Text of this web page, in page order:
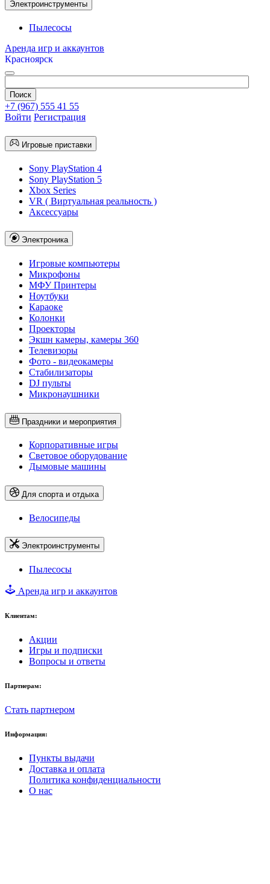
Электроинструменты
Пылесосы
Аренда игр и аккаунтов
Красноярск
+7 (967) 555 41 55
Войти Регистрация
Игровые приставки
Sony PlayStation 4
Sony PlayStation 5
Xbox Series
VR ( Виртуальная реальность )
Аксессуары
Электроника
Игровые компьютеры
Микрофоны
МФУ Принтеры
Ноутбуки
Караоке
Колонки
Проекторы
Экшн камеры, камеры 360
Телевизоры
Фото - видеокамеры
Стабилизаторы
DJ пульты
Микронаушники
Праздники и мероприятия
Корпоративные игры
Световое оборудование
Дымовые машины
Для спорта и отдыха
Велосипеды
Электроинструменты
Пылесосы
Аренда игр и аккаунтов
Клиентам:
Акции
Игры и подписки
Вопросы и ответы
Партнерам:
Стать партнером
Информация:
Пункты выдачи
Доставка и оплата
Политика конфиденциальности
О нас